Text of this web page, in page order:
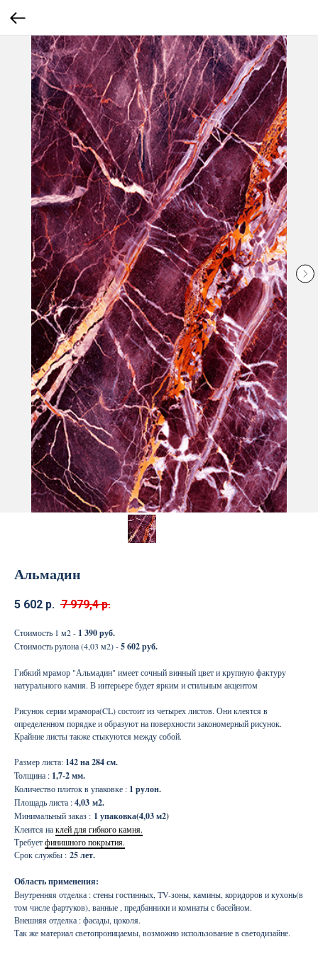
Альмадин
5 602 р. 7 979,4 р.
Стоимость 1 м2 - 1 390 руб.
Стоимость рулона (4,03 м2) -5 602 руб.
Гибкий мрамор "Альмадин" имеет сочный винный цвет и крупную фактуру
натурального камня. В интерьере будет ярким и стильным акцентом
Рисунок серии мрамора(CL) состоит из четырех листов. Они клеятся в
определенном порядке и образуют на поверхности закономерный рисунок.
Крайние листы также стыкуются между собой.
Размер листа: 142 на 284 см.
Толщина : 1,7-2 мм.
Количество плиток в упаковке : 1 рулон.
Площадь листа :4,03 м2.
Минимальный заказ : 1 упаковка(4,03 м2)
Клеится наклей для гибкого камня.
Требуетфинишного покрытия.
Срок службы : 25 лет.
Область применения:
Внутренняя отделка : стены гостинных, TV-зоны, камины, коридоров и кухонь(в
том числе фартуков), ванные , предбанники и комнаты с басейном.
Внешняя отделка : фасады, цоколя.
Так же материал светопроницаемы, возможно использование в светодизайне.